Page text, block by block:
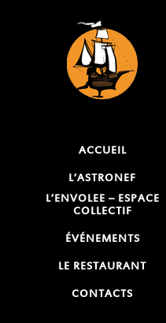
ACCUEIL
L’ASTRONEF
L’ENVOLEE – ESPACE
COLLECTIF
ÉVÉNEMENTS
LE RESTAURANT
CONTACTS